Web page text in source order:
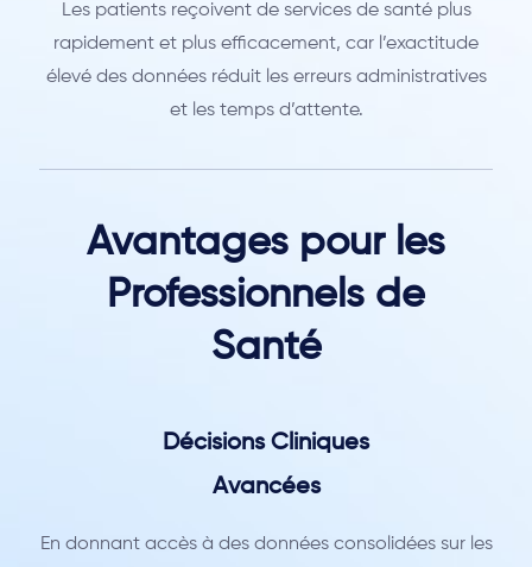
Les patients reçoivent de services de santé plus
rapidement et plus efficacement, car l’exactitude
élevé des données réduit les erreurs administratives
et les temps d’attente.
Avantages pour les
Professionnels de
Santé
Décisions Cliniques
Avancées
En donnant accès à des données consolidées sur les